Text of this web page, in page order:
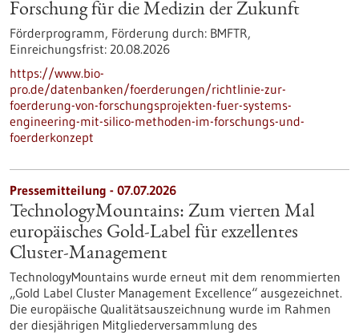
Forschung für die Medizin der Zukunft
Förderprogramm, Förderung durch: BMFTR,
Einreichungsfrist: 20.08.2026
https://www.bio-
pro.de/datenbanken/foerderungen/richtlinie-zur-
foerderung-von-forschungsprojekten-fuer-systems-
engineering-mit-silico-methoden-im-forschungs-und-
foerderkonzept
Pressemitteilung - 07.07.2026
TechnologyMountains: Zum vierten Mal
europäisches Gold-Label für exzellentes
Cluster-Management
TechnologyMountains wurde erneut mit dem renommierten
„Gold Label Cluster Management Excellence“ ausgezeichnet.
Die europäische Qualitätsauszeichnung wurde im Rahmen
der diesjährigen Mitgliederversammlung des